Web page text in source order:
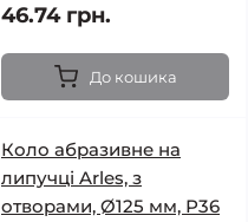
46.74 грн.
До кошика
Коло абразивне на
липучці Arles, з
отворами, Ø125 мм, Р36